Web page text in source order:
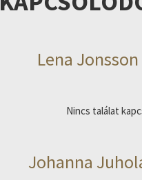
Lena Jonsson
Nincs találat
Johanna